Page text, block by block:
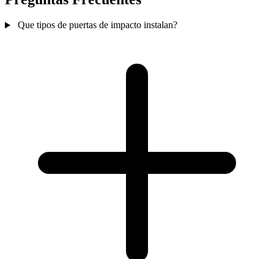
Que tipos de puertas de impacto instalan?